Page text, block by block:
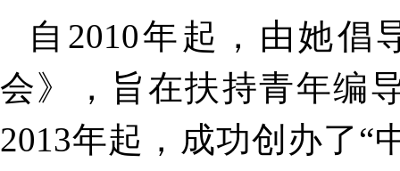
自2010年起，由她
会》，旨在扶持青年编
2013年起，成功创办了“